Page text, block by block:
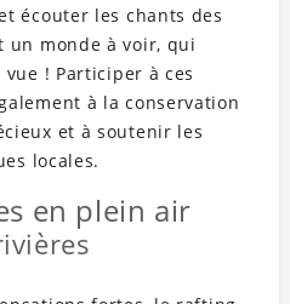
écouter les chants des
un monde à voir, qui
! Participer à ces
à la conservation
et à soutenir les
locales.
en plein air